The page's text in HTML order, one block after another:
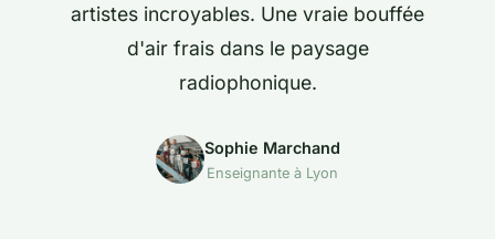
artistes incroyables. Une vraie bouffée
d'air frais dans le paysage
radiophonique.
Sophie Marchand
Enseignante à Lyon